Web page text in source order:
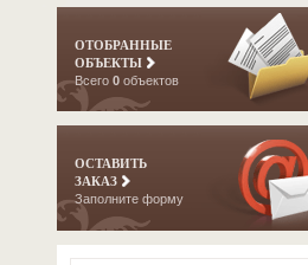
ОТОБРАННЫЕ
ОБЪЕКТЫ
Всего 0 объектов
ОСТАВИТЬ
ЗАКАЗ
Заполните форму